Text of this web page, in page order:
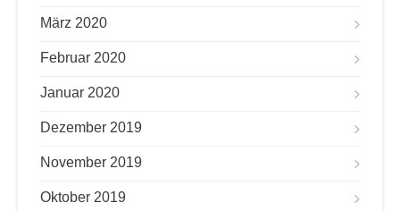
März 2020
Februar 2020
Januar 2020
Dezember 2019
November 2019
Oktober 2019